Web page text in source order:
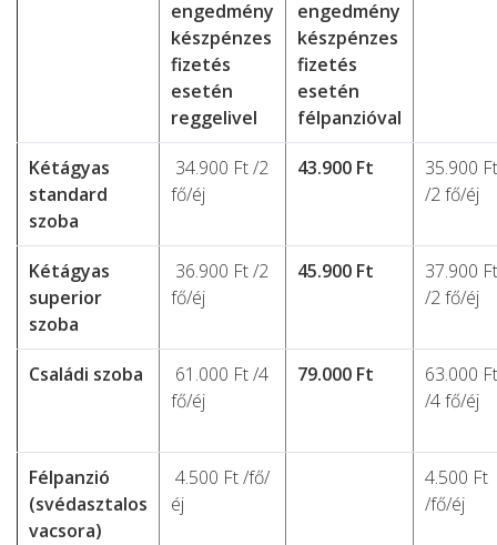
engedmény
készpénzes
fizetés
esetén
reggelivel
engedmény
készpénzes
fizetés
esetén
félpanzióval
Kétágyas
standard
szoba
34.900 Ft /2
fő/éj
43.900 Ft
35.900 Ft
/2 fő/éj
Kétágyas
superior
szoba
36.900 Ft /2
fő/éj
45.900 Ft
37.900 Ft
/2 fő/éj
Családi szoba
61.000 Ft /4
fő/éj
79.000 Ft
63.000 Ft
/4 fő/éj
Félpanzió
(svédasztalos
vacsora)
4.500 Ft /fő/
éj
4.500 Ft
/fő/éj